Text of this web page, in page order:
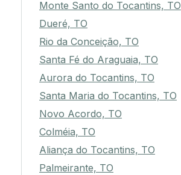
Monte Santo do Tocantins, TO
Dueré, TO
Rio da Conceição, TO
Santa Fé do Araguaia, TO
Aurora do Tocantins, TO
Santa Maria do Tocantins, TO
Novo Acordo, TO
Colméia, TO
Aliança do Tocantins, TO
Palmeirante, TO